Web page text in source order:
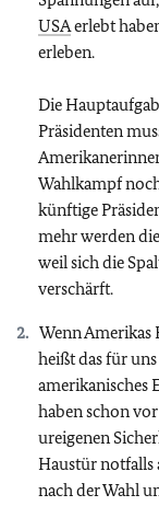
USAerlebt
erleben.
Die
Präsidenten
Wahlkampf
künftige
mehr werden die
weil sich die
verschärft.
Wenn Amerikas
heißt das für
amerikanisches
haben schon vor
ureigenen
Haustür notfalls
nach der Wahl